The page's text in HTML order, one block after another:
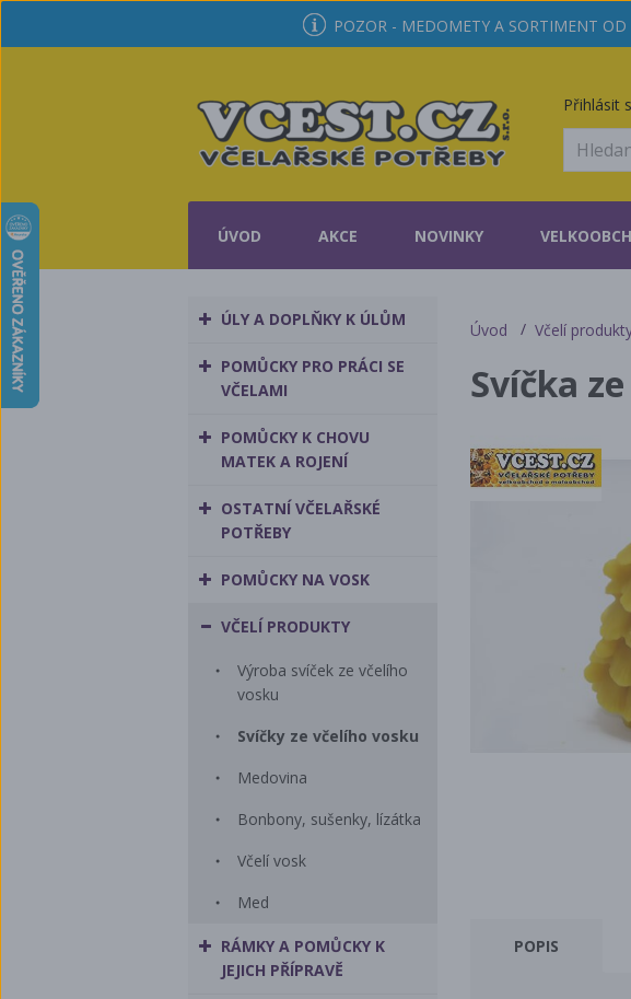
POZOR - MEDOMETY A SORTIMENT
Přihlásit
ÚVOD AKCE NOVINKY
ÚLY A DOPLŇKY K ÚLŮM
POMŮCKY PRO PRÁCI SE
VČELAMI
POMŮCKY K CHOVU
MATEK A ROJENÍ
OSTATNÍ VČELAŘSKÉ
POTŘEBY
POMŮCKY NA VOSK
VČELÍ PRODUKTY
Výroba svíček ze včelího
vosku
Svíčky ze včelího vosku
Medovina
Bonbony, sušenky, lízátka
Včelí vosk
Med
RÁMKY A POMŮCKY K
JEJICH PŘÍPRAVĚ
Úvod Včelí
Svíčka
POPIS